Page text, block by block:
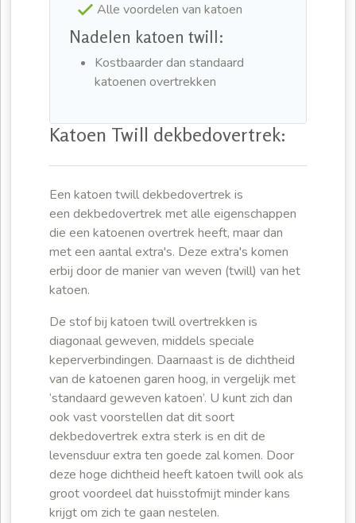
Alle voordelen van katoen
Nadelen katoen twill:
Kostbaarder dan standaard
katoenen overtrekken
Katoen Twill dekbedovertrek:
Een katoen twill dekbedovertrek is
een dekbedovertrek met alle eigenschappen
die een katoenen overtrek heeft, maar dan
met een aantal extra's. Deze extra's komen
erbij door de manier van weven (twill) van het
katoen.
De stof bij katoen twill overtrekken is
diagonaal geweven, middels speciale
keperverbindingen. Daarnaast is de dichtheid
van de katoenen garen hoog, in vergelijk met
‘standaard geweven katoen’. U kunt zich dan
ook vast voorstellen dat dit soort
dekbedovertrek extra sterk is en dit de
levensduur extra ten goede zal komen. Door
deze hoge dichtheid heeft katoen twill ook als
groot voordeel dat huisstofmijt minder kans
krijgt om zich te gaan nestelen.